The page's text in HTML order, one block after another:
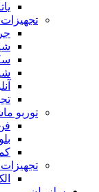
تجهیزات
توربو